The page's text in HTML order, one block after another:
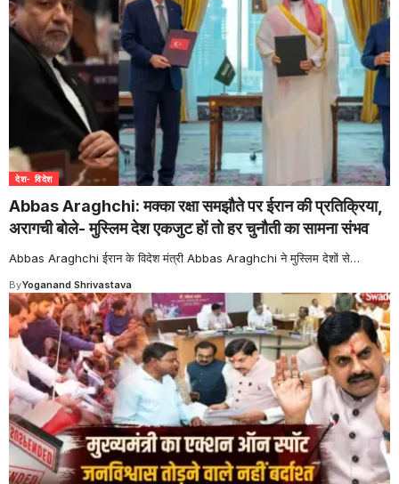
देश- विदेश
Abbas Araghchi: मक्का रक्षा समझौते पर ईरान की प्रतिक्रिया,
अरागची बोले- मुस्लिम देश एकजुट हों तो हर चुनौती का सामना संभव
Abbas Araghchi ईरान के विदेश मंत्री Abbas Araghchi ने मुस्लिम देशों से…
ByYoganand Shrivastava